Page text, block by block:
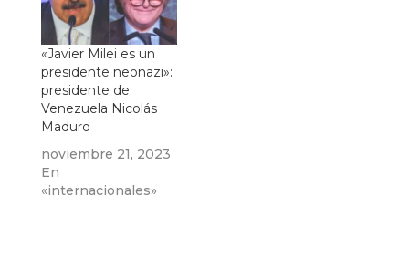
«Javier Milei es un
presidente neonazi»:
presidente de
Venezuela Nicolás
Maduro
noviembre 21, 2023
En
«internacionales»